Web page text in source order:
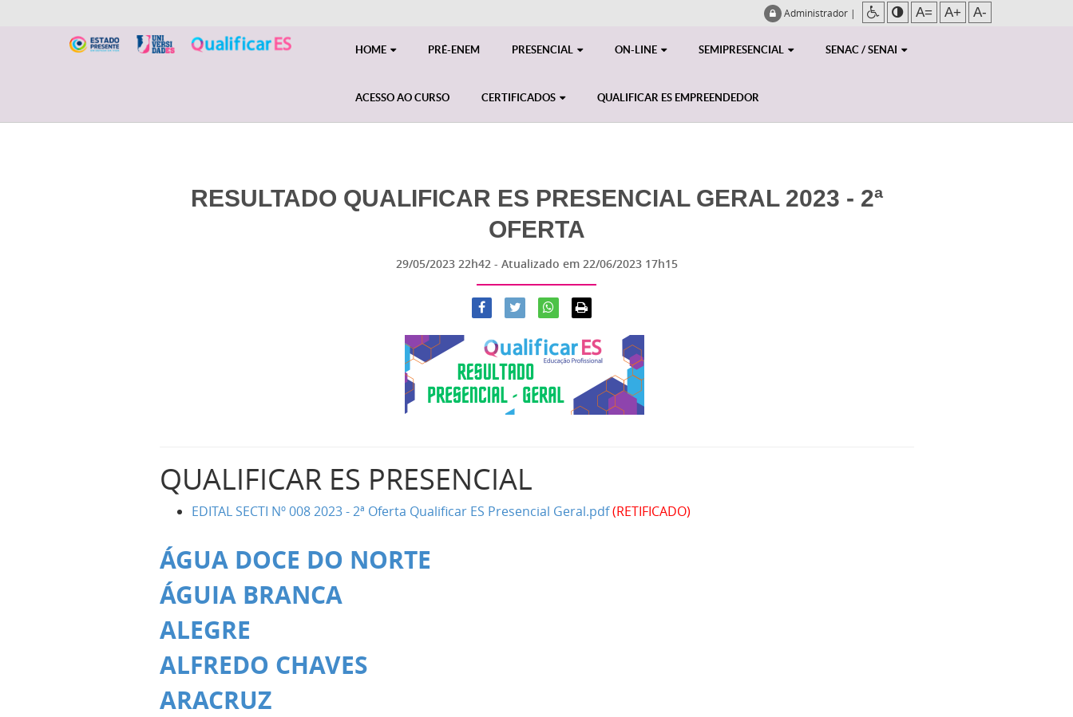
Administrador | A= A+ A-
HOME PRÉ-ENEM PRESENCIAL ON-LINE SEMIPRESENCIAL SENAC / SENAI
ACESSO AO CURSO CERTIFICADOS QUALIFICAR ES EMPREENDEDOR
RESULTADO QUALIFICAR ES PRESENCIAL GERAL 2023 - 2ª
OFERTA
29/05/2023 22h42 - Atualizado em 22/06/2023 17h15
QUALIFICAR ES PRESENCIAL
EDITAL SECTI Nº 008 2023 - 2ª Oferta Qualificar ES Presencial Geral.pdf (RETIFICADO)
ÁGUA DOCE DO NORTE
ÁGUIA BRANCA
ALEGRE
ALFREDO CHAVES
ARACRUZ